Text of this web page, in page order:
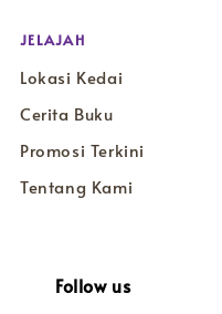
JELAJAH
Lokasi Kedai
Cerita Buku
Promosi Terkini
Tentang Kami
Follow us